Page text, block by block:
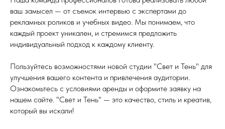
ваш замысел — от съемок интервью с экспертами до
рекламных роликов и учебных видео. Мы понимаем, что
каждый проект уникален, и стремимся предложить
индивидуальный подход к каждому клиенту.
Пользуйтесь возможностями новой студии "Свет и Тень" для
улучшения вашего контента и привлечения аудитории.
Ознакомьтесь с условиями аренды и оформите заявку на
нашем сайте. "Свет и Тень" — это качество, стиль и креатив,
который вы искали!